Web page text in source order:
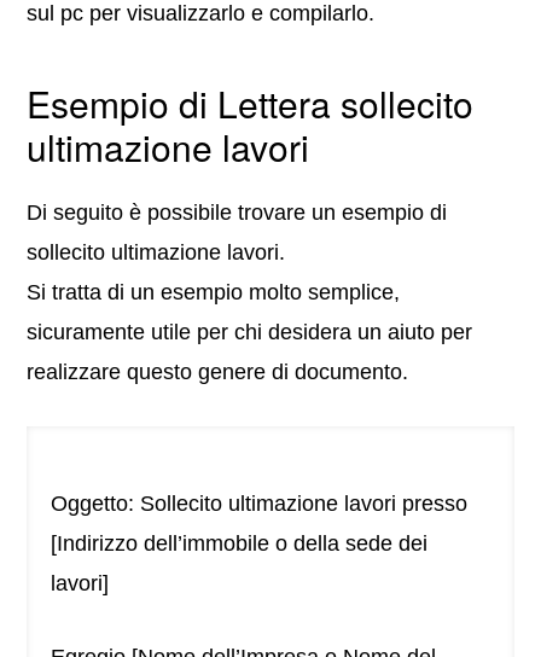
sul pc per visualizzarlo e compilarlo.
Esempio di Lettera sollecito
ultimazione lavori
Di seguito è possibile trovare un esempio di
sollecito ultimazione lavori.
Si tratta di un esempio molto semplice,
sicuramente utile per chi desidera un aiuto per
realizzare questo genere di documento.
Oggetto: Sollecito ultimazione lavori presso
[Indirizzo dell’immobile o della sede dei
lavori]